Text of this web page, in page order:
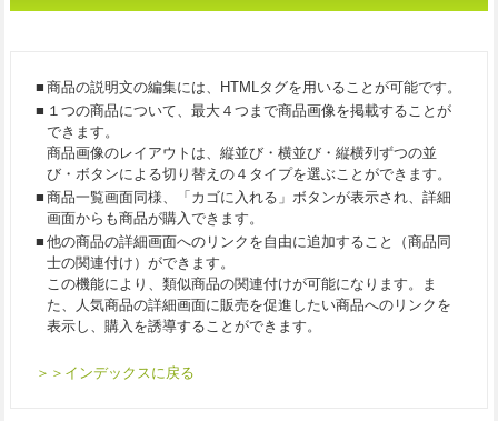
■ 商品の説明文の編集には、HTMLタグを用いることが可能です。
■ １つの商品について、最大４つまで商品画像を掲載することが
できます。
商品画像のレイアウトは、縦並び・横並び・縦横列ずつの並
び・ボタンによる切り替えの４タイプを選ぶことができます。
■ 商品一覧画面同様、「カゴに入れる」ボタンが表示され、詳細
画面からも商品が購入できます。
■ 他の商品の詳細画面へのリンクを自由に追加すること（商品同
士の関連付け）ができます。
この機能により、類似商品の関連付けが可能になります。ま
た、人気商品の詳細画面に販売を促進したい商品へのリンクを
表示し、購入を誘導することができます。
＞＞インデックスに戻る